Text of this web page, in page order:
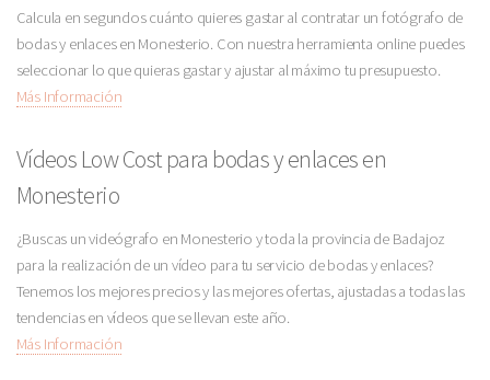
Calcula en segundos cuánto quieres gastar al contratar un fotógrafo de
bodas y enlaces en Monesterio. Con nuestra herramienta online puedes
seleccionar lo que quieras gastar y ajustar al máximo tu presupuesto.
Más Información
Vídeos Low Cost para bodas y enlaces en
Monesterio
¿Buscas un videógrafo en Monesterio y toda la provincia de Badajoz
para la realización de un vídeo para tu servicio de bodas y enlaces?
Tenemos los mejores precios y las mejores ofertas, ajustadas a todas las
tendencias en vídeos que se llevan este año.
Más Información